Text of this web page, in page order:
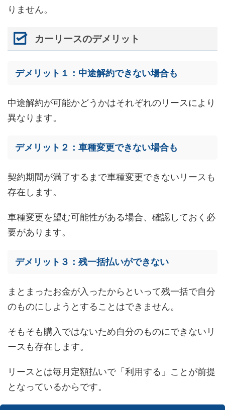
りません。
カーリースのデメリット
デメリット１：中途解約できない場合も
中途解約が可能かどうかはそれぞれのリースにより
異なります。
デメリット２：車種変更できない場合も
契約期間が満了するまで車種変更できないリースも
存在します。
車種変更を望む可能性がある場合、確認しておく必
要があります。
デメリット３：残一括払いができない
まとまったお金が入ったからといって残一括で自分
のものにしようとすることはできません。
そもそも購入ではないため自分のものにできないリ
ースも存在します。
リースとは毎月定額払いで「利用する」ことが前提
となっているからです。